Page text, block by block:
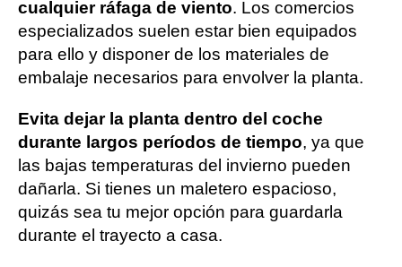
cualquier ráfaga de viento. Los comercios
especializados suelen estar bien equipados
para ello y disponer de los materiales de
embalaje necesarios para envolver la planta.
Evita dejar la planta dentro del coche
durante largos períodos de tiempo, ya que
las bajas temperaturas del invierno pueden
dañarla. Si tienes un maletero espacioso,
quizás sea tu mejor opción para guardarla
durante el trayecto a casa.